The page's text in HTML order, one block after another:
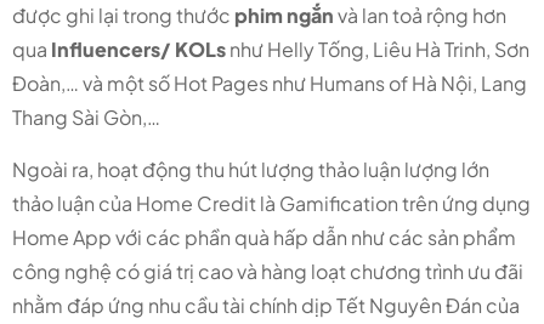
được ghi lại trong thước phim ngắnvà lan toả rộng hơn
qua Influencers/ KOLsnhư Helly Tống, Liêu Hà Trinh, Sơn
Đoàn,… và một số Hot Pages như Humans of Hà Nội, Lang
Thang Sài Gòn,…
Ngoài ra, hoạt động thu hút lượng thảo luận lượng lớn
thảo luận của Home Credit là Gamification trên ứng dụng
Home App với các phần quà hấp dẫn như các sản phẩm
công nghệ có giá trị cao và hàng loạt chương trình ưu đãi
nhằm đáp ứng nhu cầu tài chính dịp Tết Nguyên Đán của